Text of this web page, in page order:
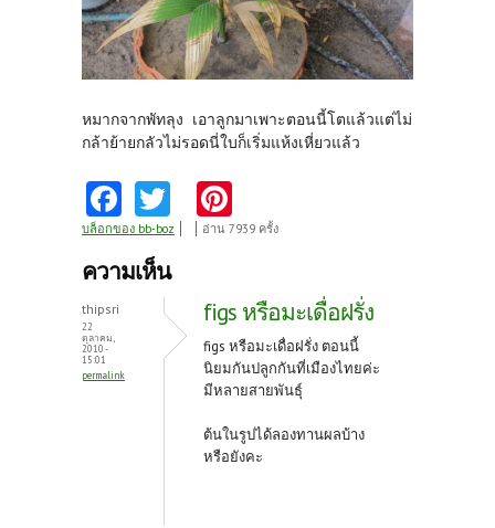
หมากจากพัทลุง เอาลูกมาเพาะตอนนี้โตแล้วแต่ไม่
กล้าย้ายกลัวไม่รอดนี่ใบก็เริ่มแห้งเหี่ยวแล้ว
Fa
ce
b
k
w
itt
nt
es
t
บล็อกของ bb-boz อ่าน 7939 ครั้ง
ความเห็น
thipsri
22
ตุลาคม,
2010 -
15:01
permalink
figs หรือมะเดื่อฝรั่ง
figs หรือมะเดื่อฝรั่ง ตอนนี้
นิยมกันปลูกกันที่เมืองไทยค่ะ
มีหลายสายพันธุ์
ต้นในรูปได้ลองทานผลบ้าง
หรือยังคะ